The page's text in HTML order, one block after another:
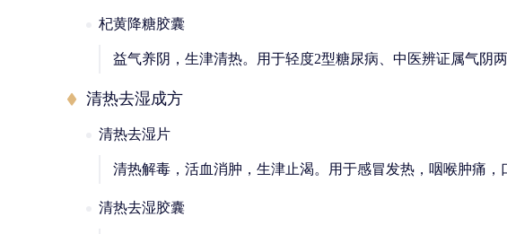
杞黄降糖胶囊
益气养阴，生津清热。用于轻度2型糖尿病、中医辨证属气阴
清热去湿成方
清热去湿片
清热解毒，活血消肿，生津止渴。用于感冒发热，咽喉肿痛，
清热去湿胶囊